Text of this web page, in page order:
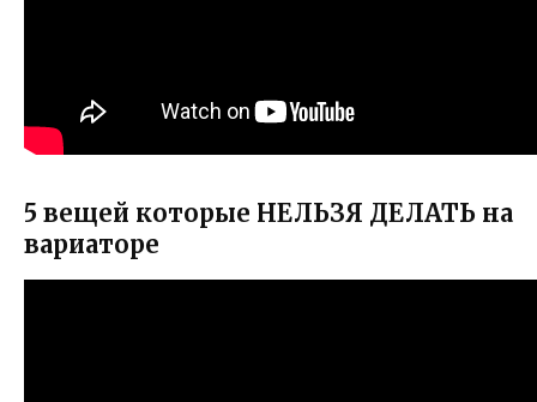
5 вещей которые НЕЛЬЗЯ ДЕЛАТЬ на
вариаторе